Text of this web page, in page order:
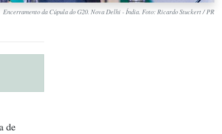
Encerramento da Cúpula do G20. Nova Delhi - Índia. Foto: Ricardo Stuckert / PR
de